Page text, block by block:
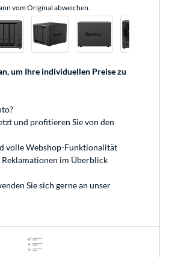
vom Original abweichen.
, um Ihre individuellen Preise zu
und profitieren Sie von den
volle Webshop-Funktionalität
im Überblick
Sie sich gerne an unser